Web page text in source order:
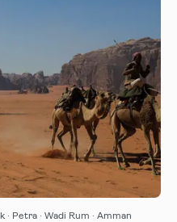
· Petra · Wadi Rum · Amman